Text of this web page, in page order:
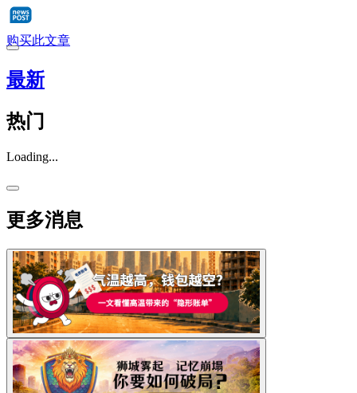
购买此文章
最新
热门
Loading...
更多消息